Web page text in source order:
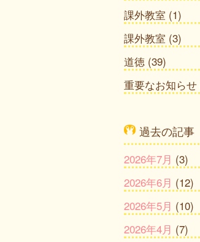
課外教室 (1)
課外教室 (3)
道徳 (39)
重要なお知らせ
過去の記事
2026年7月 (3)
2026年6月 (12)
2026年5月 (10)
2026年4月 (7)